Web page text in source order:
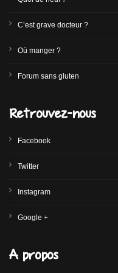
C’est grave docteur ?
Où manger ?
Forum sans gluten
Retrouvez-nous
Facebook
Twitter
Instagram
Google +
A propos